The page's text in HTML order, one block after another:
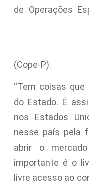
de Operações
(Cope-P).
“Tem coisas
do Estado. É
nos Estados
nesse país pela
abrir o
importante é o
livre acesso ao